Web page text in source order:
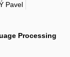
Pavel
Processing